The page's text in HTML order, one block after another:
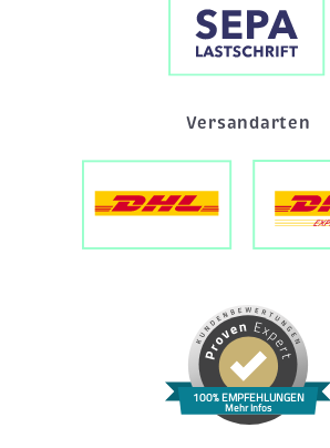
Versandarten
100% EMPFEHLUNGEN
Mehr Infos